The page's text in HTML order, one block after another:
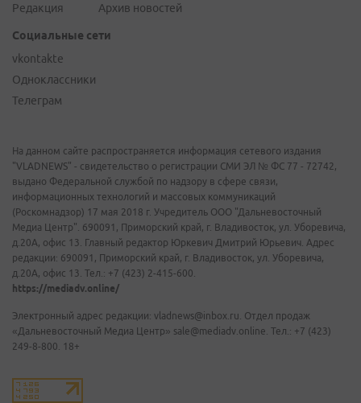
Редакция
Архив новостей
Социальные сети
vkontakte
Одноклассники
Телеграм
На данном сайте распространяется информация сетевого издания
"VLADNEWS" - свидетельство о регистрации СМИ ЭЛ № ФС 77 - 72742,
выдано Федеральной службой по надзору в сфере связи,
информационных технологий и массовых коммуникаций
(Роскомнадзор) 17 мая 2018 г. Учредитель ООО "Дальневосточный
Медиа Центр". 690091, Приморский край, г. Владивосток, ул. Уборевича,
д.20А, офис 13. Главный редактор Юркевич Дмитрий Юрьевич. Адрес
редакции: 690091, Приморский край, г. Владивосток, ул. Уборевича,
д.20А, офис 13. Тел.: +7 (423) 2-415-600.
https://mediadv.online/
Электронный адрес редакции: vladnews@inbox.ru. Отдел продаж
«Дальневосточный Медиа Центр» sale@mediadv.online. Тел.: +7 (423)
249-8-800. 18+